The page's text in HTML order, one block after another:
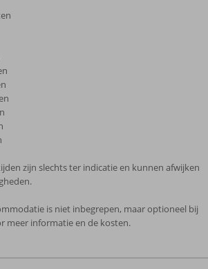
zijn slechts ter indicatie en kunnen afwijken
is niet inbegrepen, maar optioneel bij
meer informatie en de kosten.